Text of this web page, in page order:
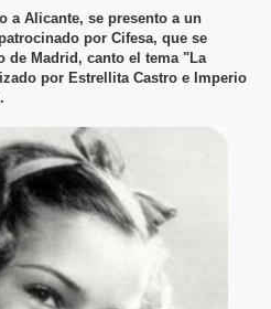
a Alicante, se presento a un
por Cifesa, que se
de Madrid, canto el tema "La
por Estrellita Castro e Imperio